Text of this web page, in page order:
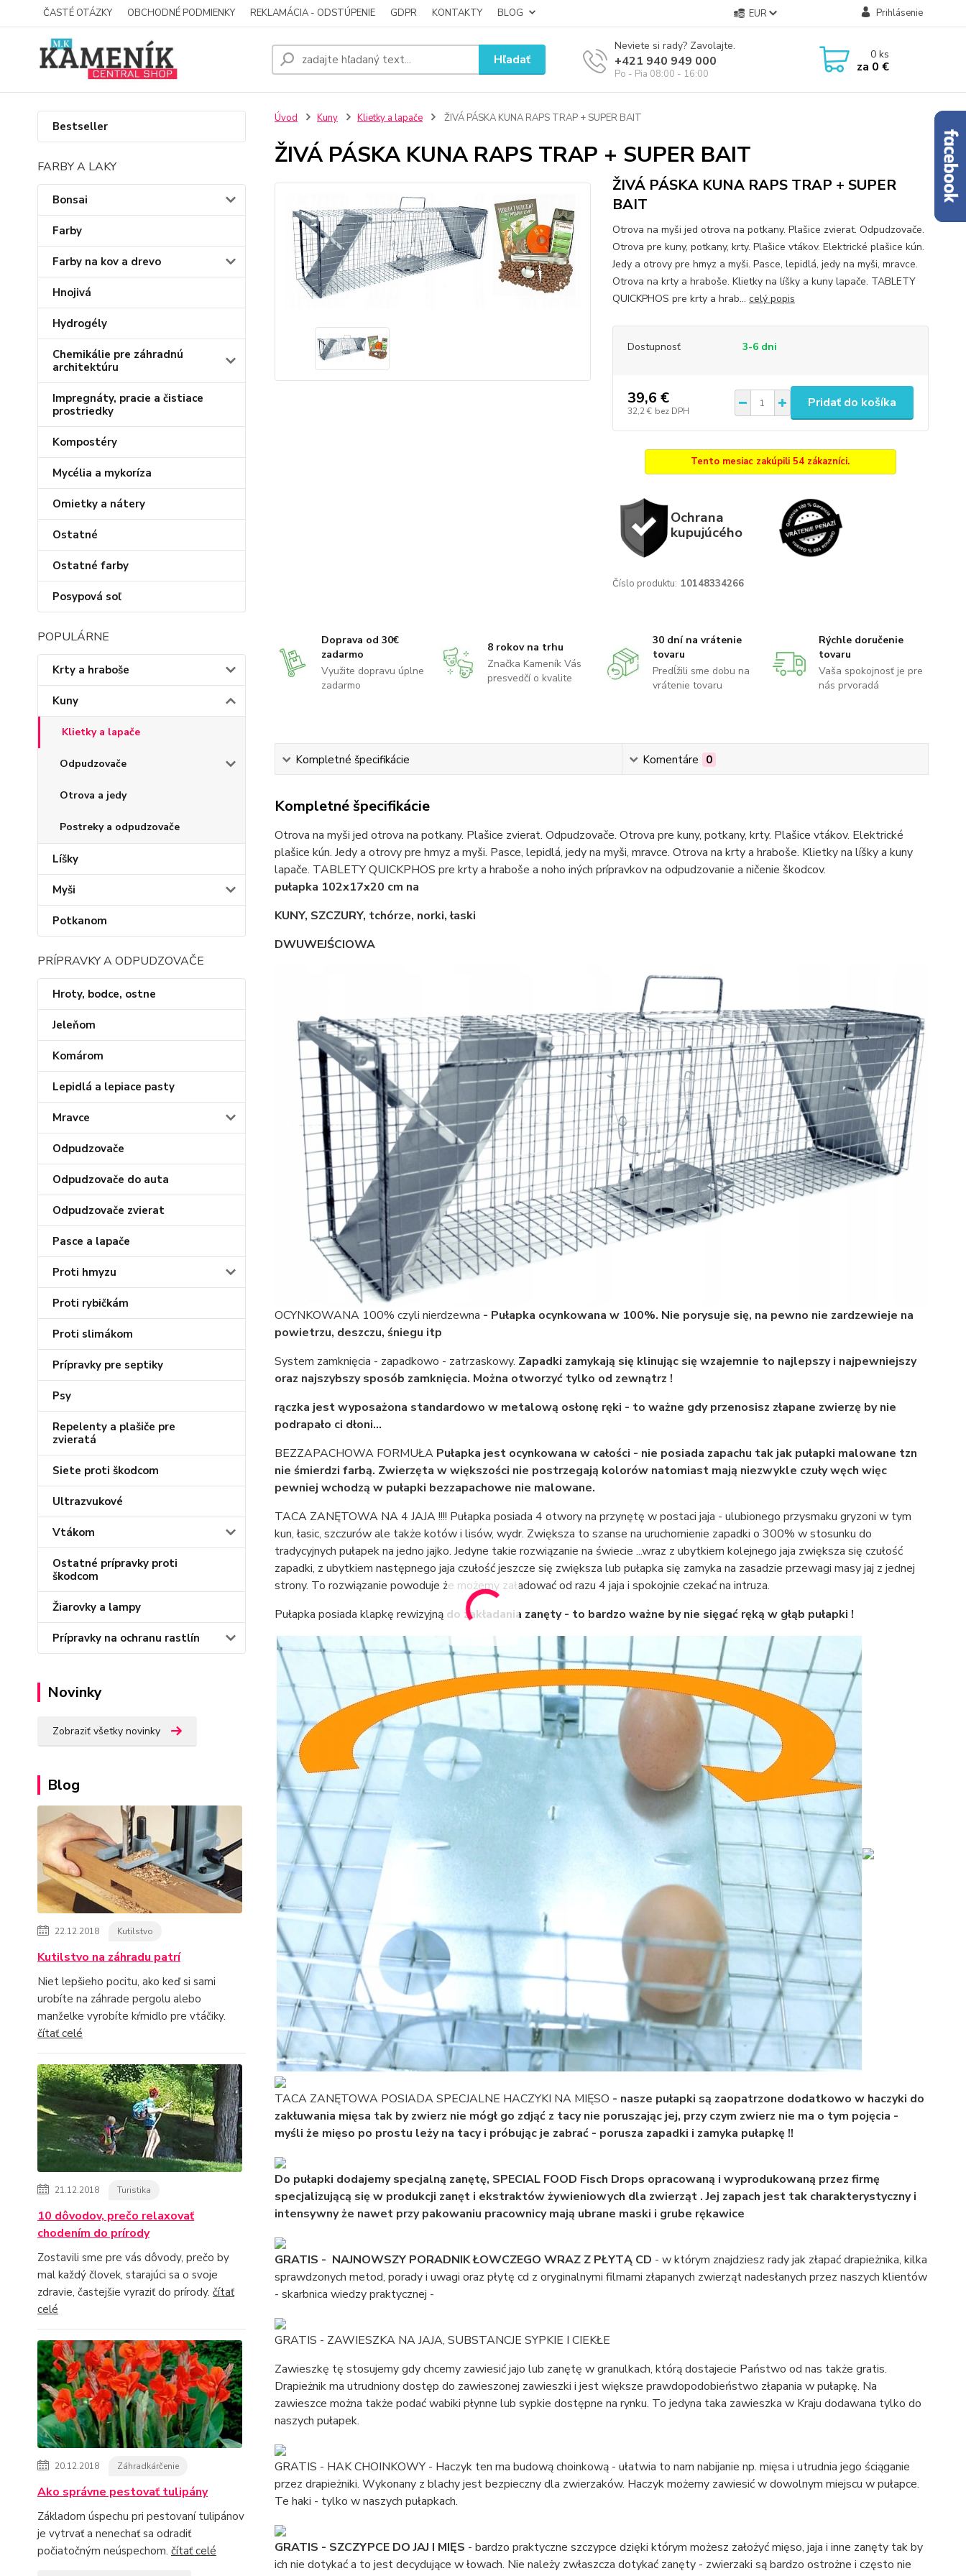
ČASTÉ OTÁZKY OBCHODNÉ PODMIENKY REKLAMÁCIA - ODSTÚPENIE GDPR KONTAKTY BLOG EUR Prihlásenie
Hľadať
Neviete si rady? Zavolajte.
+421 940 949 000
Po - Pia 08:00 - 16:00
0ks
za 0 €
Bestseller
FARBY A LAKY
Bonsai
Farby
Farby na kov a drevo
Hnojivá
Hydrogély
Chemikálie pre záhradnú
architektúru
Impregnáty, pracie a čistiace
prostriedky
Kompostéry
Mycélia a mykoríza
Omietky a nátery
Ostatné
Ostatné farby
Posypová soľ
POPULÁRNE
Krty a hraboše
Kuny
Klietky a lapače
Odpudzovače
Otrova a jedy
Postreky a odpudzovače
Líšky
Myši
Potkanom
PRÍPRAVKY A ODPUDZOVAČE
Hroty, bodce, ostne
Jeleňom
Komárom
Lepidlá a lepiace pasty
Mravce
Odpudzovače
Odpudzovače do auta
Odpudzovače zvierat
Pasce a lapače
Proti hmyzu
Proti rybičkám
Proti slimákom
Prípravky pre septiky
Psy
Repelenty a plašiče pre
zvieratá
Siete proti škodcom
Ultrazvukové
Vtákom
Ostatné prípravky proti
škodcom
Žiarovky a lampy
Prípravky na ochranu rastlín
Novinky
Zobraziť všetky novinky
Blog
22.12.2018 Kutilstvo
Kutilstvo na záhradu patrí
Niet lepšieho pocitu, ako keď si sami
urobíte na záhrade pergolu alebo
manželke vyrobíte kŕmidlo pre vtáčiky.
čítať celé
21.12.2018 Turistika
10 dôvodov, prečo relaxovať
chodením do prírody
Zostavili sme pre vás dôvody, prečo by
mal každý človek, starajúci sa o svoje
zdravie, častejšie vyraziť do prírody. čítať
celé
20.12.2018 Záhradkárčenie
Ako správne pestovať tulipány
Základom úspechu pri pestovaní tulipánov
je vytrvať a nenechať sa odradiť
počiatočným neúspechom. čítať celé
Úvod Kuny Klietky a lapače ŽIVÁ PÁSKA KUNA RAPS TRAP + SUPER BAIT
ŽIVÁ PÁSKA KUNA RAPS TRAP + SUPER BAIT
ŽIVÁ PÁSKA KUNA RAPS TRAP + SUPER
BAIT
Otrova na myši jed otrova na potkany. Plašice zvierat. Odpudzovače.
Otrova pre kuny, potkany, krty. Plašice vtákov. Elektrické plašice kún.
Jedy a otrovy pre hmyz a myši. Pasce, lepidlá, jedy na myši, mravce.
Otrova na krty a hraboše. Klietky na líšky a kuny lapače. TABLETY
QUICKPHOS pre krty a hrab... celý popis
Dostupnosť 3-6 dni
39,6 €
32,2 € bez DPH
Pridať do košíka
Tento mesiac zakúpili 54 zákazníci.
Ochrana
kupujúcého
Číslo produktu: 10148334266
Doprava od 30€
zadarmo
Využite dopravu úplne
zadarmo
8 rokov na trhu
Značka Kameník Vás
presvedčí o kvalite
30 dní na vrátenie
tovaru
Predĺžili sme dobu na
vrátenie tovaru
Rýchle doručenie
tovaru
Vaša spokojnosť je pre
nás prvoradá
Kompletné špecifikácie Komentáre 0
Kompletné špecifikácie
Otrova na myši jed otrova na potkany. Plašice zvierat. Odpudzovače. Otrova pre kuny, potkany, krty. Plašice vtákov. Elektrické
plašice kún. Jedy a otrovy pre hmyz a myši. Pasce, lepidlá, jedy na myši, mravce. Otrova na krty a hraboše. Klietky na líšky a kuny
lapače. TABLETY QUICKPHOS pre krty a hraboše a noho iných prípravkov na odpudzovanie a ničenie škodcov.
pułapka 102x17x20 cm na
KUNY, SZCZURY, tchórze, norki, łaski
DWUWEJŚCIOWA
OCYNKOWANA 100% czyli nierdzewna - Pułapka ocynkowana w 100%. Nie porysuje się, na pewno nie zardzewieje na
powietrzu, deszczu, śniegu itp
System zamknięcia - zapadkowo - zatrzaskowy. Zapadki zamykają się klinując się wzajemnie to najlepszy i najpewniejszy
oraz najszybszy sposób zamknięcia. Można otworzyć tylko od zewnątrz !
rączka jest wyposażona standardowo w metalową osłonę ręki - to ważne gdy przenosisz złapane zwierzę by nie
podrapało ci dłoni...
BEZZAPACHOWA FORMUŁAPułapka jest ocynkowana w całości - nie posiada zapachu tak jak pułapki malowane tzn
nie śmierdzi farbą. Zwierzęta w większości nie postrzegają kolorów natomiast mają niezwykle czuły węch więc
pewniej wchodzą w pułapki bezzapachowe nie malowane.
TACA ZANĘTOWA NA 4 JAJA !!!! Pułapka posiada 4 otwory na przynętę w postaci jaja - ulubionego przysmaku gryzoni w tym
kun, łasic, szczurów ale także kotów i lisów, wydr. Zwiększa to szanse na uruchomienie zapadki o 300% w stosunku do
tradycyjnych pułapek na jedno jajko. Jedyne takie rozwiązanie na świecie ...wraz z ubytkiem kolejnego jaja zwiększa się czułość
zapadki, z ubytkiem następnego jaja czułość jeszcze się zwiększa lub pułapka się zamyka na zasadzie przewagi masy jaj z jednej
strony. To rozwiązanie powoduje że możemy załadować od razu 4 jaja i spokojnie czekać na intruza.
Pułapka posiada klapkę rewizyjnądo zakładania zanęty - to bardzo ważne by nie sięgać ręką w głąb pułapki !
TACA ZANĘTOWA POSIADA SPECJALNE HACZYKI NA MIĘSO - nasze pułapki są zaopatrzone dodatkowo w haczyki do
zakłuwania mięsa tak by zwierz nie mógł go zdjąć z tacy nie poruszając jej, przy czym zwierz nie ma o tym pojęcia -
myśli że mięso po prostu leży na tacy i próbując je zabrać - porusza zapadki i zamyka pułapkę !!
Do pułapki dodajemy specjalną zanętę, SPECIAL FOOD Fisch Drops opracowaną i wyprodukowaną przez firmę
specjalizującą się w produkcji zanęt i ekstraktów żywieniowych dla zwierząt . Jej zapach jest tak charakterystyczny i
intensywny że nawet przy pakowaniu pracownicy mają ubrane maski i grube rękawice
GRATIS - NAJNOWSZY PORADNIK ŁOWCZEGO WRAZ Z PŁYTĄ CD - w którym znajdziesz rady jak złapać drapieżnika, kilka
sprawdzonych metod, porady i uwagi oraz płytę cd z oryginalnymi filmami złapanych zwierząt nadesłanych przez naszych klientów
- skarbnica wiedzy praktycznej -
GRATIS - ZAWIESZKA NA JAJA, SUBSTANCJE SYPKIE I CIEKŁE
Zawieszkę tę stosujemy gdy chcemy zawiesić jajo lub zanętę w granulkach, którą dostajecie Państwo od nas także gratis.
Drapieżnik ma utrudniony dostęp do zawieszonej zawieszki i jest większe prawdopodobieństwo złapania w pułapkę. Na
zawieszce można także podać wabiki płynne lub sypkie dostępne na rynku. To jedyna taka zawieszka w Kraju dodawana tylko do
naszych pułapek.
GRATIS - HAK CHOINKOWY - Haczyk ten ma budową choinkową - ułatwia to nam nabijanie np. mięsa i utrudnia jego ściąganie
przez drapieżniki. Wykonany z blachy jest bezpieczny dla zwierzaków. Haczyk możemy zawiesić w dowolnym miejscu w pułapce.
Te haki - tylko w naszych pułapkach.
GRATIS - SZCZYPCE DO JAJ I MIĘS - bardzo praktyczne szczypce dzięki którym możesz założyć mięso, jaja i inne zanęty tak by
ich nie dotykać a to jest decydujące w łowach. Nie należy zwłaszcza dotykać zanęty - zwierzaki są bardzo ostrożne i często nie